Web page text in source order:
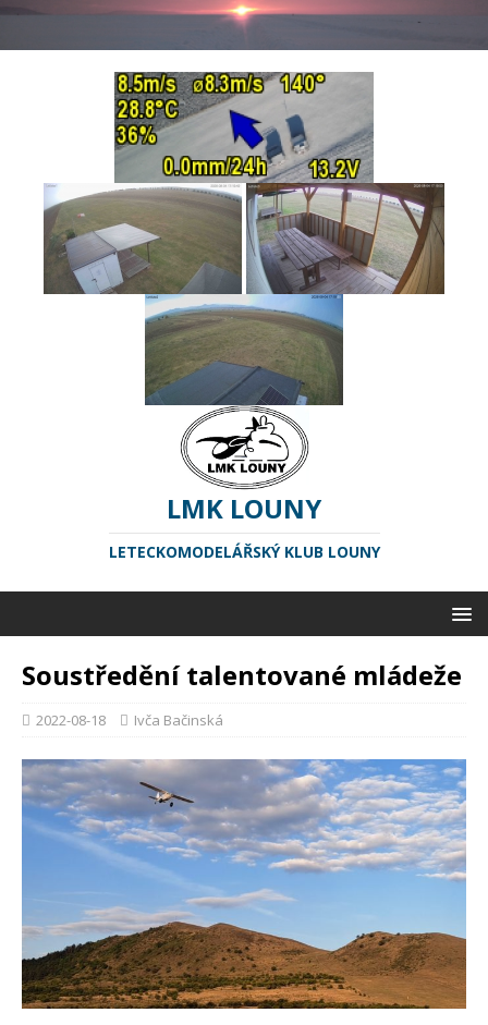
LMK LOUNY
LETECKOMODELÁŘSKÝ KLUB LOUNY
Soustředění talentované mládeže
2022-08-18 Ivča Bačinská